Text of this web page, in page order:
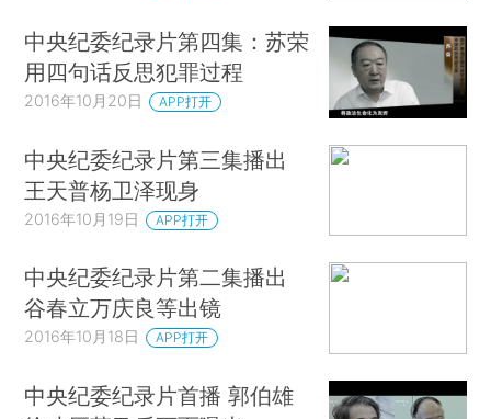
中央纪委纪录片第四集：苏荣
用四句话反思犯罪过程
2016年10月20日 APP打开
中央纪委纪录片第三集播出
王天普杨卫泽现身
2016年10月19日 APP打开
中央纪委纪录片第二集播出
谷春立万庆良等出镜
2016年10月18日 APP打开
中央纪委纪录片首播 郭伯雄